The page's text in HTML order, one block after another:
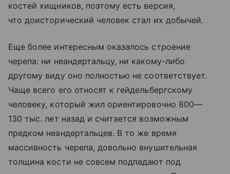
костей хищников, поэтому есть версия,
что доисторический человек стал их добычей.
Еще более интересным оказалось строение
черепа: ни неандертальцу, ни какому-либо
другому виду оно полностью не соответствует.
Чаще всего его относят к гейдельбергскому
человеку, который жил ориентировочно 800—
130 тыс. лет назад и считается возможным
предком неандертальцев. В то же время
массивность черепа, довольно внушительная
толщина кости не совсем подпадают под